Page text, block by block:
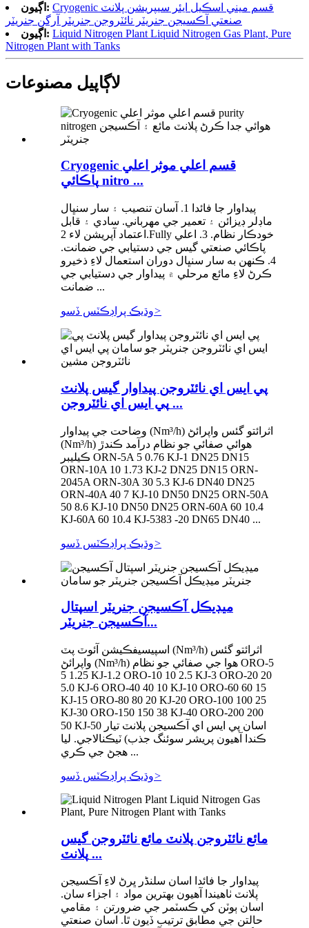
اڳيون: Cryogenic قسم ميني اسڪيل ايئر سيپريشن پلانٽ
صنعتي آڪسيجن جنريٽر نائٽروجن جنريٽر آرگن جنريٽر
اڳيون: Liquid Nitrogen Plant Liquid Nitrogen Gas Plant, Pure
Nitrogen Plant with Tanks
لاڳاپيل مصنوعات
Cryogenic قسم اعلي موثر اعلي
پاڪائي nitro ...
پيداوار جا فائدا 1. آسان تنصيب ۽ سار سنڀال
ماڊلر ڊيزائن ۽ تعمير جي مهرباني. سادي ۽ قابل
اعتماد آپريشن لاء 2.Fully خودڪار نظام. 3. اعلي
پاڪائي صنعتي گيس جي دستيابي جي ضمانت.
4. ڪنهن به سار سنڀال دوران استعمال لاءِ ذخيرو
ڪرڻ لاءِ مائع مرحلي ۾ پيداوار جي دستيابي جي
ضمانت ...
وڌيڪ پراڊڪٽس ڏسو>
پي ايس اي نائٽروجن پيداوار گيس پلانٽ
پي ايس اي نائٽروجن ...
وضاحت جي پيداوار (Nm³/h) اثرائتو گئس واپرائڻ
(Nm³/h) هوائي صفائي جو نظام درآمد ڪندڙ
ڪيليبر ORN-5A 5 0.76 KJ-1 DN25 DN15
ORN-10A 10 1.73 KJ-2 DN25 DN15 ORN-
2045A ORN-30A 30 5.3 KJ-6 DN40 DN25
ORN-40A 40 7 KJ-10 DN50 DN25 ORN-50A
50 8.6 KJ-10 DN50 DN25 ORN-60A 60 10.4
KJ-60A 60 10.4 KJ-5383 -20 DN65 DN40 ...
وڌيڪ پراڊڪٽس ڏسو>
ميڊيڪل آڪسيجن جنريٽر اسپتال
آڪسيجن جنريٽر...
اسپيسيفڪيشن آئوٽ پٽ (Nm³/h) اثرائتو گئس
واپرائڻ (Nm³/h) هوا جي صفائي جو نظام ORO-5
5 1.25 KJ-1.2 ORO-10 10 2.5 KJ-3 ORO-20 20
5.0 KJ-6 ORO-40 40 10 KJ-10 ORO-60 60 15
KJ-15 ORO-80 80 20 KJ-20 ORO-100 100 25
KJ-30 ORO-150 150 38 KJ-40 ORO-200 200
50 KJ-50 اسان پي ايس اي آڪسيجن پلانٽ تيار
ڪندا آهيون پريشر سوئنگ جذب) ٽيڪنالاجي. ليا
هجڻ جي ڪري ...
وڌيڪ پراڊڪٽس ڏسو>
مائع نائٽروجن پلانٽ مائع نائٽروجن گيس
پلانٽ ...
پيداوار جا فائدا اسان سلنڈر ڀرڻ لاءِ آڪسيجن
پلانٽ ٺاهيندا آهيون بهترين مواد ۽ اجزاء سان.
اسان ٻوٽن کي ڪسٽمر جي ضرورتن ۽ مقامي
حالتن جي مطابق ترتيب ڏيون ٿا. اسان صنعتي